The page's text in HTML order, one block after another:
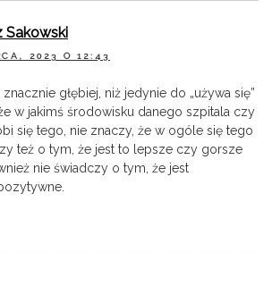
Sakowski
2023 O 12:43
głębiej, niż jedynie do „używa się”
że w jakimś środowisku danego szpitala czy
się tego, nie znaczy, że w ogóle się tego
też o tym, że jest to lepsze czy gorsze
nie świadczy o tym, że jest